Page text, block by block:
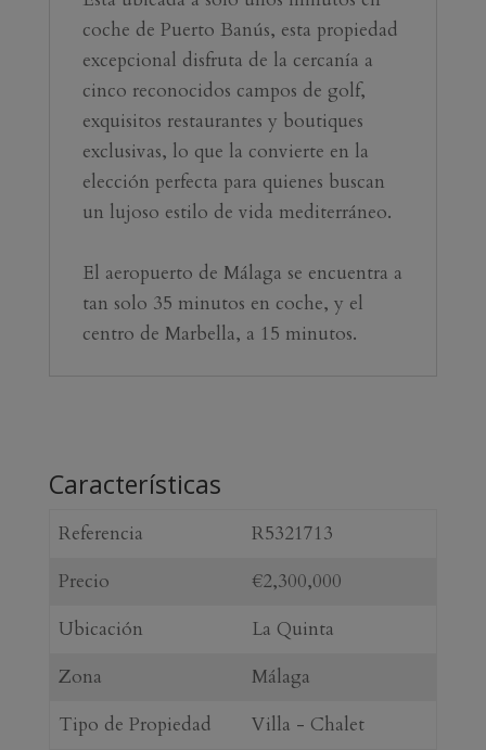
coche de Puerto Banús, esta propiedad
excepcional disfruta de la cercanía a
cinco reconocidos campos de golf,
exquisitos restaurantes y boutiques
exclusivas, lo que la convierte en la
elección perfecta ‌para ‌quienes ‌buscan
‌un lujoso ‌estilo de ‌vida ‌mediterráneo.
El ‌aeropuerto de ‌Málaga ‌se encuentra ‌a
tan solo 35 minutos ‌en coche, y ‌el
‌centro ‌de ‌Marbella, ‌a ‌15 ‌minutos.
Características
Referencia
R5321713
Precio
€2,300,000
Ubicación
La Quinta
Zona
Málaga
Tipo de Propiedad
Villa - Chalet